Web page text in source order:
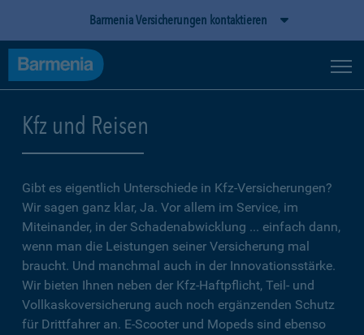
Barmenia Versicherungen kontaktieren
Kfz und Reisen
Gibt es eigentlich Unterschiede in Kfz-Versicherungen?
Wir sagen ganz klar, Ja. Vor allem im Service, im
Miteinander, in der Schadenabwicklung ... einfach dann,
wenn man die Leistungen seiner Versicherung mal
braucht. Und manchmal auch in der Innovationsstärke.
Wir bieten Ihnen neben der Kfz-Haftpflicht, Teil- und
Vollkaskoversicherung auch noch ergänzenden Schutz
für Drittfahrer an. E-Scooter und Mopeds sind ebenso